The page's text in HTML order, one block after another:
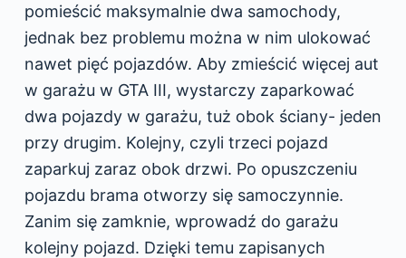
pomieścić maksymalnie dwa samochody,
jednak bez problemu można w nim ulokować
nawet pięć pojazdów. Aby zmieścić więcej aut
w garażu w GTA III, wystarczy zaparkować
dwa pojazdy w garażu, tuż obok ściany- jeden
przy drugim. Kolejny, czyli trzeci pojazd
zaparkuj zaraz obok drzwi. Po opuszczeniu
pojazdu brama otworzy się samoczynnie.
Zanim się zamknie, wprowadź do garażu
kolejny pojazd. Dzięki temu zapisanych